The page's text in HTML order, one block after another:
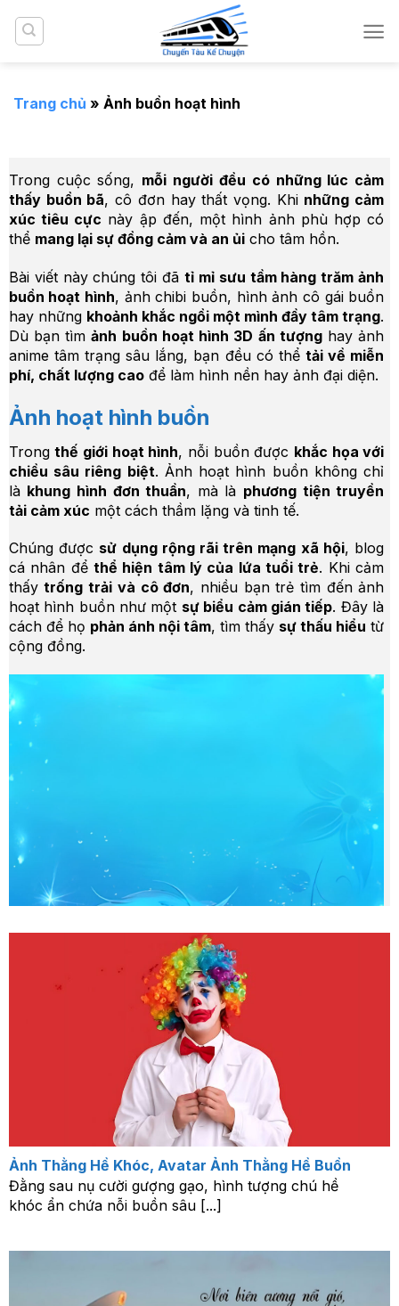
qua
Trang chủ » Ảnh buồn hoạt hình
Trong cuộc sống, mỗi người đều có những lúc cảm
thấy buồn bã, cô đơn hay thất vọng. Khi những cảm
xúc tiêu cực này ập đến, một hình ảnh phù hợp có
thể mang lại sự đồng cảm và an ủicho tâm hồn.
Bài viết này chúng tôi đã tỉ mỉ sưu tầm hàng trăm ảnh
buồn hoạt hình, ảnh chibi buồn, hình ảnh cô gái buồn
hay những khoảnh khắc ngồi một mình đầy tâm trạng.
Dù bạn tìmảnh buồn hoạt hình 3D ấn tượnghay ảnh
anime tâm trạng sâu lắng, bạn đều có thể tải về miễn
phí, chất lượng caođể làm hình nền hay ảnh đại diện.
Ảnh hoạt hình buồn
Trongthế giới hoạt hình, nỗi buồn được khắc họa với
chiều sâu riêng biệt. Ảnh hoạt hình buồn không chỉ
là khung hình đơn thuần, mà là phương tiện truyền
tải cảm xúc một cách thầm lặng và tinh tế.
Chúng được sử dụng rộng rãi trên mạng xã hội, blog
cá nhân để thể hiện tâm lý của lứa tuổi trẻ. Khi cảm
thấytrống trải và cô đơn, nhiều bạn trẻ tìm đến ảnh
hoạt hình buồn như một sự biểu cảm gián tiếp. Đây là
cách để họ phản ánh nội tâm, tìm thấy sự thấu hiểu từ
cộng đồng.
Ảnh Thằng Hề Khóc, Avatar Ảnh Thằng Hề Buồn
Đằng sau nụ cười gượng gạo, hình tượng chú hề
khóc ẩn chứa nỗi buồn sâu [...]